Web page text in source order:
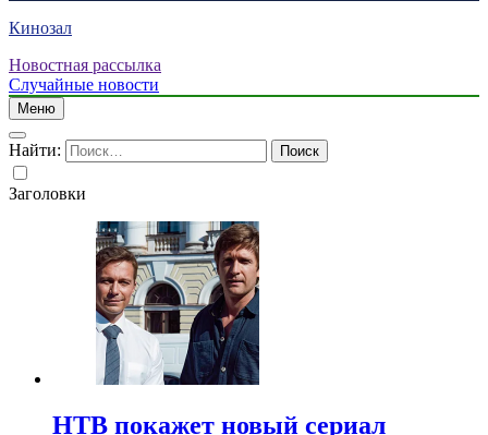
Кинозал
Новостная рассылка
Случайные новости
Меню
Найти:
Заголовки
НТВ покажет новый сериал